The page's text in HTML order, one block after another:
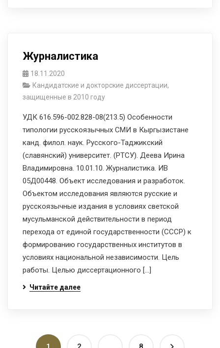
Журналистика
18.11.2020
Кандидатские и докторские диссертации,
защищенные в 2010 году
УДК 616.596-002.828-08(213.5) Особенности
типологии русскоязычных СМИ в Кыргызистане
канд. филол. наук. Русского-Таджикский
(славянский) университет. (РТСУ). Деева Ирина
Владимировна. 10.01.10. Журналистика. ИВ
05Д00448. Объект исследования и разработок.
Объектом исследования являются русские и
русскоязычные издания в условиях светской
мусульманской действительности в период
перехода от единой государственности (СССР) к
формированию государственных институтов в
условиях национальной независимости. Цель
работы. Целью диссертационного […]
Читайте далее